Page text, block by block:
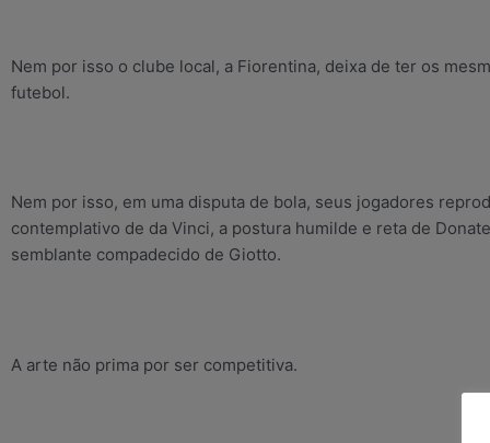
Nem por isso o clube local, a Fiorentina, deixa de ter os
futebol.
Nem por isso, em uma disputa de bola, seus jogadores
contemplativo de da Vinci, a postura humilde e reta de
semblante compadecido de Giotto.
A arte não prima por ser competitiva.